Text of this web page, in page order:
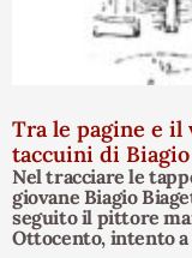
Tra le pagine e il
taccuini di
Nel tracciare le
giovane Biagio
seguito il pittore
Ottocento, intento a